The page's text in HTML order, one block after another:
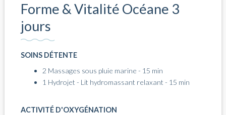
Forme & Vitalité Océane 3
jours
SOINS DÉTENTE
2 Massages sous pluie marine - 15 min
1 Hydrojet - Lit hydromassant relaxant - 15 min
ACTIVITÉ D'OXYGÉNATION